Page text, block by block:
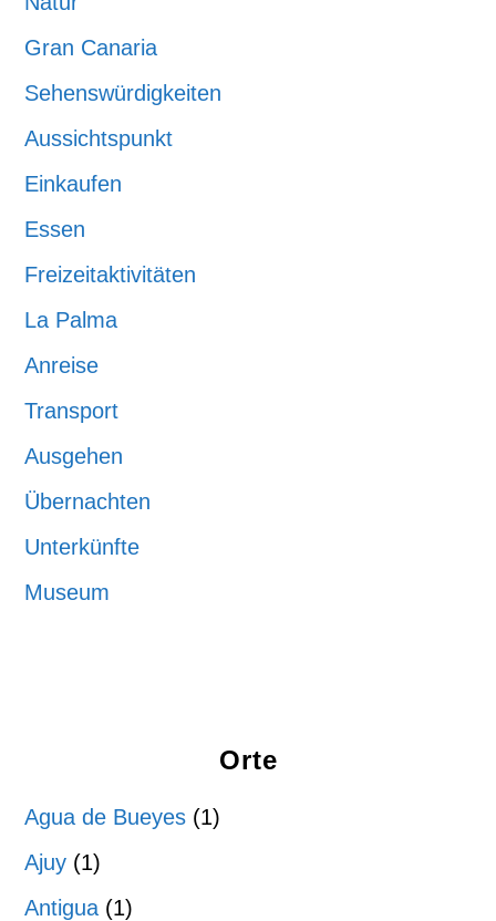
Gran Canaria
Sehenswürdigkeiten
Aussichtspunkt
Einkaufen
Essen
Freizeitaktivitäten
La Palma
Anreise
Transport
Ausgehen
Übernachten
Unterkünfte
Museum
Orte
Agua de Bueyes (1)
Ajuy (1)
Antigua (1)